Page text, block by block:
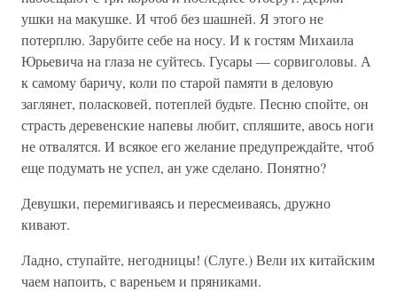
ушки на макушке. И чтоб без шашней. Я этого не
потерплю. Зарубите себе на носу. И к гостям Михаила
Юрьевича на глаза не суйтесь. Гусары — сорвиголовы. А
к самому баричу, коли по старой памяти в деловую
заглянет, поласковей, потеплей будьте. Песню спойте, он
страсть деревенские напевы любит, спляшите, авось ноги
не отвалятся. И всякое его желание предупреждайте, чтоб
еще подумать не успел, ан уже сделано. Понятно?
Девушки, перемигиваясь и пересмеиваясь, дружно
кивают.
Ладно, ступайте, негодницы! (Слуге.) Вели их китайским
чаем напоить, с вареньем и пряниками.